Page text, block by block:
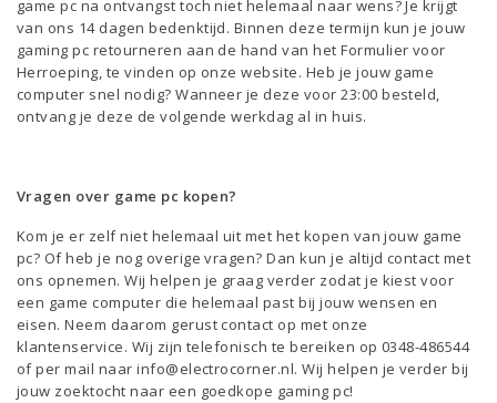
game pc na ontvangst toch niet helemaal naar wens? Je krijgt
van ons 14 dagen bedenktijd. Binnen deze termijn kun je jouw
gaming pc retourneren aan de hand van het Formulier voor
Herroeping, te vinden op onze website. Heb je jouw game
computer snel nodig? Wanneer je deze voor 23:00 besteld,
ontvang je deze de volgende werkdag al in huis.
Vragen over game pc kopen?
Kom je er zelf niet helemaal uit met het kopen van jouw game
pc? Of heb je nog overige vragen? Dan kun je altijd contact met
ons opnemen. Wij helpen je graag verder zodat je kiest voor
een game computer die helemaal past bij jouw wensen en
eisen. Neem daarom gerust contact op met onze
klantenservice. Wij zijn telefonisch te bereiken op 0348-486544
of per mail naarinfo@electrocorner.nl. Wij helpen je verder bij
jouw zoektocht naar een goedkope gaming pc!